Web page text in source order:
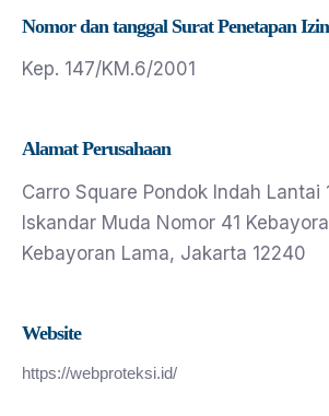
Nomor dan tanggal Surat Penetapan
Kep. 147/KM.6/2001
Alamat Perusahaan
Carro Square Pondok lndah Lantai
lskandar Muda Nomor 41
Kebayoran Lama, Jakarta 12240
Website
https://webproteksi.id/